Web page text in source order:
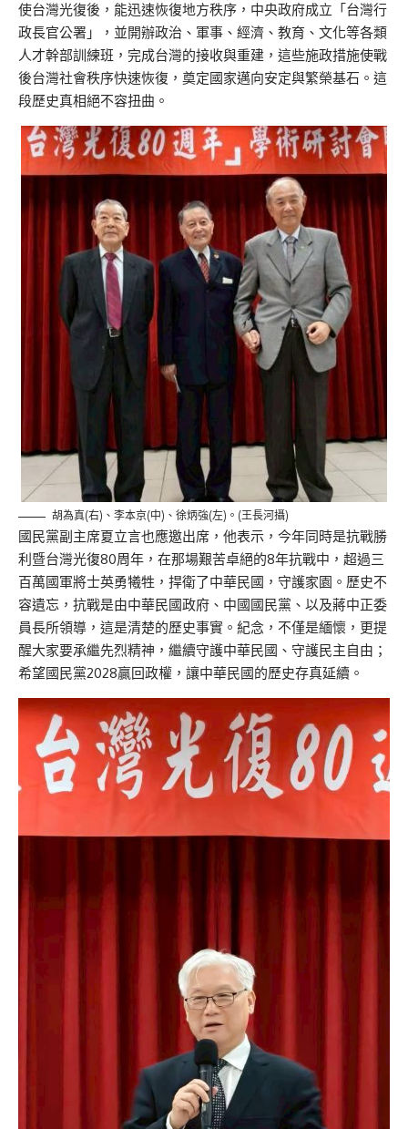
使台灣光復後，能迅速恢復地方秩序，中央政府成立「台灣行
政長官公署」，並開辦政治、軍事、經濟、教育、文化等各類
人才幹部訓練班，完成台灣的接收與重建，這些施政措施使戰
後台灣社會秩序快速恢復，奠定國家邁向安定與繁榮基石。這
段歷史真相絕不容扭曲。
胡為真(右)、李本京(中)、徐炳強(左)。(王長河攝)
國民黨副主席夏立言也應邀出席，他表示，今年同時是抗戰勝
利暨台灣光復80周年，在那場艱苦卓絕的8年抗戰中，超過三
百萬國軍將士英勇犧牲，捍衛了中華民國，守護家園。歷史不
容遺忘，抗戰是由中華民國政府、中國國民黨、以及蔣中正委
員長所領導，這是清楚的歷史事實。紀念，不僅是緬懷，更提
醒大家要承繼先烈精神，繼續守護中華民國、守護民主自由；
希望國民黨2028贏回政權，讓中華民國的歷史存真延續。